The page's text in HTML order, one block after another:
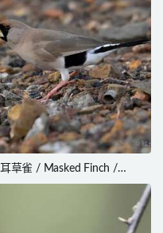
耳草雀 / Masked Finch /
personata